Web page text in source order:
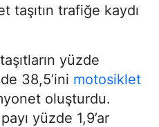
taşıtın trafiğe kaydı
yüzde
38,5’ini motosiklet
oluşturdu.
yüzde 1,9’ar